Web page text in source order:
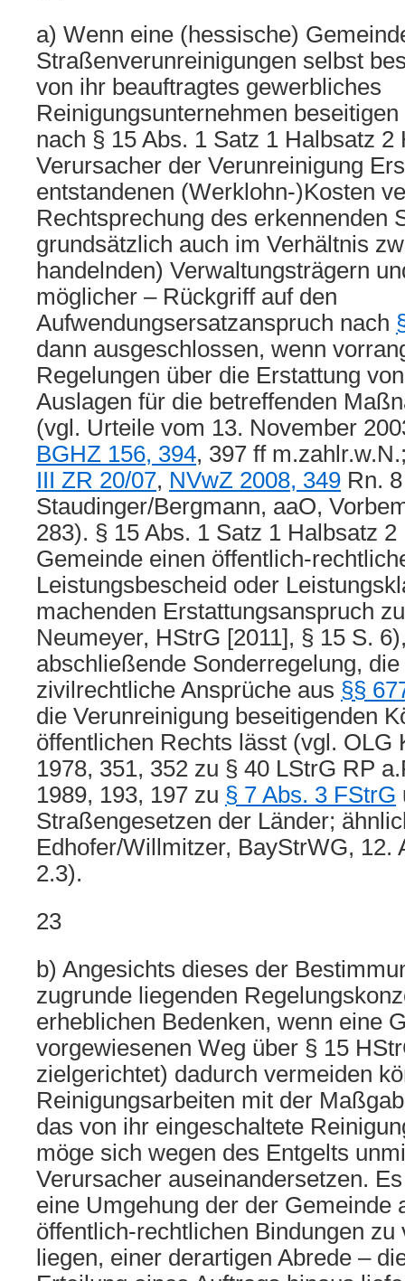
a) Wenn eine (hessische)
Straßenverunreinigungen selbst
von ihr beauftragtes gewerbliches
Reinigungsunternehmen
nach § 15 Abs. 1 Satz 1 Halbsatz 2
Verursacher der Verunreinigung
entstandenen (Werklohn-)Kosten
Rechtsprechung des erkennenden
grundsätzlich auch im Verhältnis
handelnden) Verwaltungsträgern
möglicher – Rückgriff auf den
Aufwendungsersatzanspruch nach
dann ausgeschlossen, wenn
Regelungen über die Erstattung
Auslagen für die betreffenden
(vgl. Urteile vom 13. November
BGHZ 156, 394, 397 ff
III ZR 20/07, NVwZ 2008, 349 Rn.
Staudinger/Bergmann, aaO,
283). § 15 Abs. 1 Satz 1 Halbsatz
Gemeinde einen öffentlich-
Leistungsbescheid oder
machenden Erstattungsanspruch
Neumeyer, HStrG [2011], § 15 S.
abschließende Sonderregelung,
zivilrechtliche Ansprüche aus §§
die Verunreinigung beseitigenden
öffentlichen Rechts lässt (vgl. OLG
1978, 351, 352 zu § 40 LStrG RP
1989, 193, 197 zu § 7 Abs. 3 FStrG
Straßengesetzen der Länder;
Edhofer/Willmitzer, BayStrWG, 12.
2.3).
23
b) Angesichts dieses der
zugrunde liegenden
erheblichen Bedenken, wenn eine
vorgewiesenen Weg über § 15
zielgerichtet) dadurch vermeiden
Reinigungsarbeiten mit der
das von ihr eingeschaltete
möge sich wegen des Entgelts
Verursacher auseinandersetzen.
eine Umgehung der der Gemeinde
öffentlich-rechtlichen Bindungen zu
liegen, einer derartigen Abrede –